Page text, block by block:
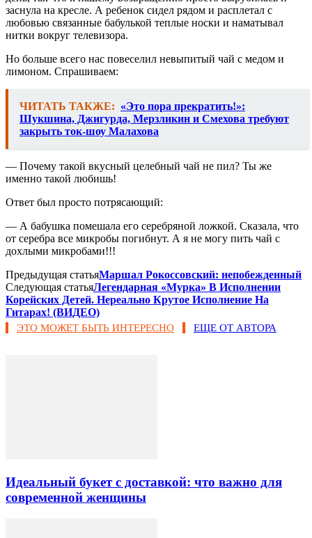
заснула на кресле. А ребенок сидел рядом и расплетал с
любовью связанные бабулькой теплые носки и наматывал
нитки вокруг телевизора.
Но больше всего нас повеселил невыпитый чай с медом и
лимоном. Спрашиваем:
ЧИТАТЬ ТАКЖЕ: «Это пора прекратить!»:
Шукшина, Джигурда, Мерзликин и Смехова требуют
закрыть ток-шоу Малахова
— Почему такой вкусный целебный чай не пил? Ты же
именно такой любишь!
Ответ был просто потрясающий:
— А бабушка помешала его серебряной ложкой. Сказала, что
от серебра все микробы погибнут. А я не могу пить чай с
дохлыми микробами!!!
Предыдущая статьяМаршал Рокоссовский: непобежденный
Следующая статьяЛегендарная «Мурка» В Исполнении
Корейских Детей. Нереально Крутое Исполнение На
Гитарах! (ВИДЕО)
ЭТО МОЖЕТ БЫТЬ ИНТЕРЕСНО ЕЩЕ ОТ АВТОРА
Идеальный букет с доставкой: что важно для
современной женщины